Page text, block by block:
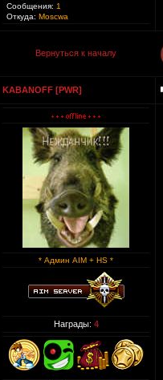
Сообщения: 1
Откуда: Moscwa
Вернуться к началу
KABANOFF [PWR]
* Админ AIM + HS *
Награды: 4